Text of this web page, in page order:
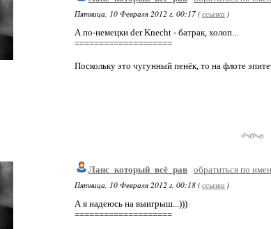
Пятница, 10 Февраля 2012 г. 00:17 (ссылка )
А по-немецки der Knecht - батрак, холоп...
====================
Поскольку это чугунный пенёк, то на флоте
Ланс_который_всё_рав обратиться по
Пятница, 10 Февраля 2012 г. 00:18 (ссылка )
А я надеюсь на выигрыш...)))
====================